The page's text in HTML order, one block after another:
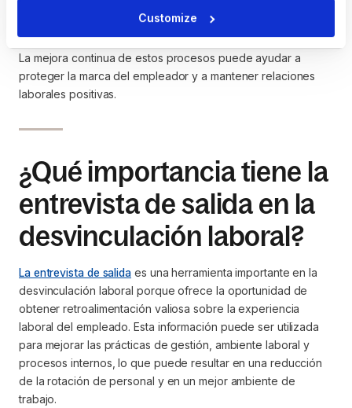
Customize
Asegurando la capacitación de los responsables del
La mejora continua de estos procesos puede ayudar a
proteger la marca del empleador y a mantener relaciones
laborales positivas.
¿Qué importancia tiene la
entrevista de salida en la
desvinculación laboral?
La entrevista de salida es una herramienta importante en la
desvinculación laboral porque ofrece la oportunidad de
obtener retroalimentación valiosa sobre la experiencia
laboral del empleado. Esta información puede ser utilizada
para mejorar las prácticas de gestión, ambiente laboral y
procesos internos, lo que puede resultar en una reducción
de la rotación de personal y en un mejor ambiente de
trabajo.